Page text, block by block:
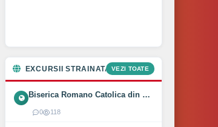
EXCURSII STRAINATATEVEZI TOATE
Biserica Romano Catolica din Óföldeák, Ungaria (2025)
0 118